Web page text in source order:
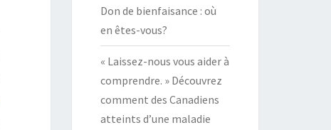
Don de bienfaisance : où
en êtes-vous?
« Laissez-nous vous aider à
comprendre. » Découvrez
comment des Canadiens
atteints d’une maladie